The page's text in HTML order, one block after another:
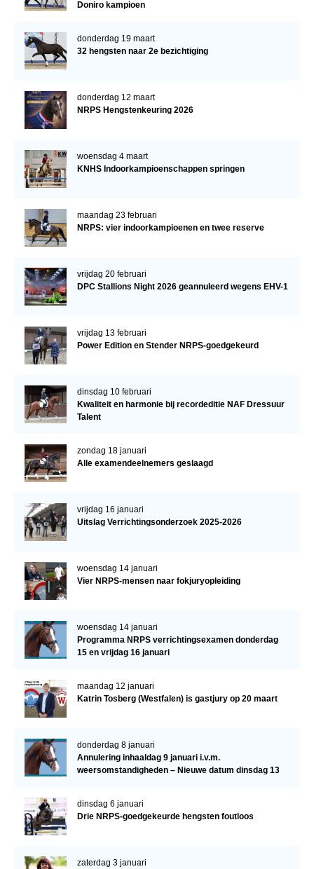
Doniro kampioen
donderdag 19 maart
32 hengsten naar 2e bezichtiging
donderdag 12 maart
NRPS Hengstenkeuring 2026
woensdag 4 maart
KNHS Indoorkampioenschappen springen
maandag 23 februari
NRPS: vier indoorkampioenen en twee reserve
vrijdag 20 februari
DPC Stallions Night 2026 geannuleerd wegens EHV-1
vrijdag 13 februari
Power Edition en Stender NRPS-goedgekeurd
dinsdag 10 februari
Kwaliteit en harmonie bij recordeditie NAF Dressuur
Talent
zondag 18 januari
Alle examendeelnemers geslaagd
vrijdag 16 januari
Uitslag Verrichtingsonderzoek 2025-2026
woensdag 14 januari
Vier NRPS-mensen naar fokjuryopleiding
woensdag 14 januari
Programma NRPS verrichtingsexamen donderdag
15 en vrijdag 16 januari
maandag 12 januari
Katrin Tosberg (Westfalen) is gastjury op 20 maart
donderdag 8 januari
Annulering inhaaldag 9 januari i.v.m.
weersomstandigheden – Nieuwe datum dinsdag 13
dinsdag 6 januari
Drie NRPS-goedgekeurde hengsten foutloos
zaterdag 3 januari